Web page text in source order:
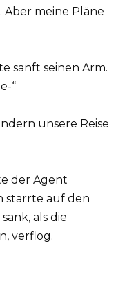
Aber meine Pläne
sanft seinen Arm.
“
unsere Reise
der Agent
starrte auf den
als die
verflog.